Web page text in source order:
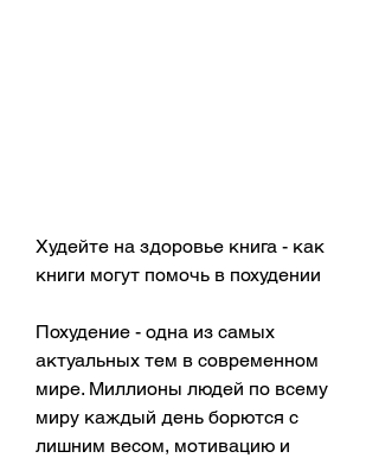
Худейте на здоровье книга - как
книги могут помочь в похудении
Похудение - одна из самых
актуальных тем в современном
мире. Миллионы людей по всему
миру каждый день борются с
лишним весом, мотивацию и